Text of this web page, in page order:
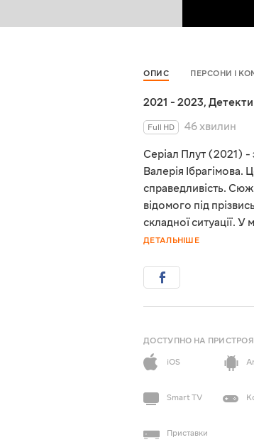
ОПИС ПЕРСОНИ І
2021 - 2023,
Full HD
46 хвилин
Серіал Плут (2021) -
Валерія Ібрагімова.
справедливість.
відомого під
складної ситуації. У
ДЕТАЛЬНІШЕ
ДОСТУПНО НА
iOS
Smart TV
Приставки